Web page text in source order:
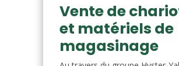
Vente de
et matériels de
magasinage